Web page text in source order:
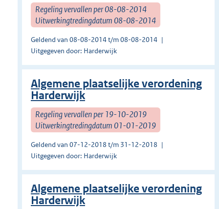
Regeling vervallen per 08-08-2014
Uitwerkingtredingdatum 08-08-2014
Geldend van 08-08-2014 t/m 08-08-2014
Uitgegeven door: Harderwijk
Algemene plaatselijke verordening
Harderwijk
Regeling vervallen per 19-10-2019
Uitwerkingtredingdatum 01-01-2019
Geldend van 07-12-2018 t/m 31-12-2018
Uitgegeven door: Harderwijk
Algemene plaatselijke verordening
Harderwijk